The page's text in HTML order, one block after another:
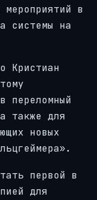
мероприятий в
системы на
Кристиан
переломный
также для
новых
первой в
для